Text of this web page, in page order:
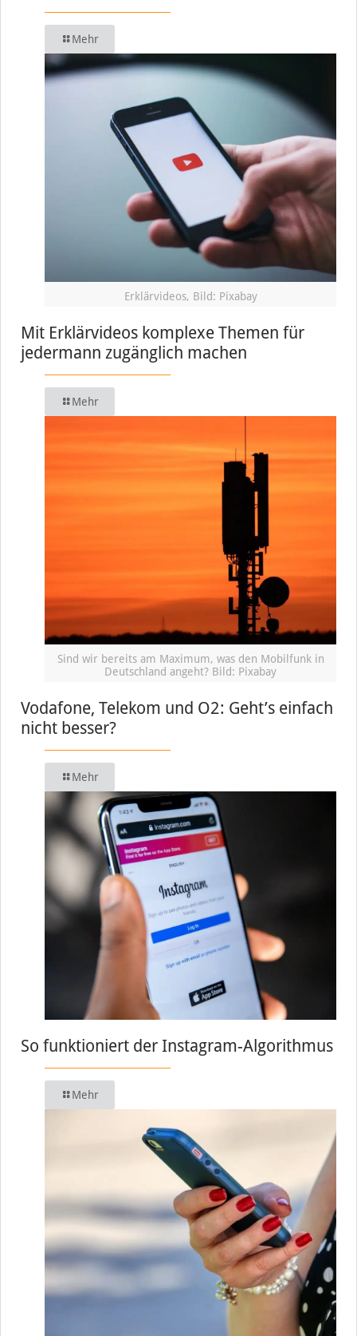
Mehr
Erklärvideos, Bild: Pixabay
Mit Erklärvideos komplexe Themen für
jedermann zugänglich machen
Mehr
Sind wir bereits am Maximum, was den Mobilfunk in
Deutschland angeht? Bild: Pixabay
Vodafone, Telekom und O2: Geht’s einfach
nicht besser?
Mehr
So funktioniert der Instagram-Algorithmus
Mehr